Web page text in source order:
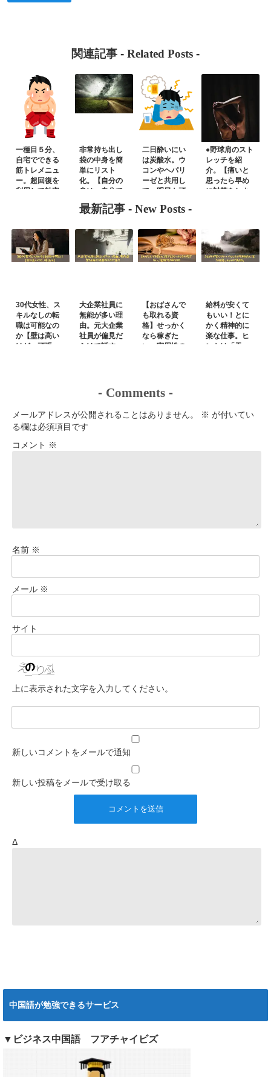
関連記事 - Related Posts -
一種目５分、
自宅でできる
筋トレメニュ
ー。超回復を
利用して効率
非常持ち出し
袋の中身を簡
単にリスト
化。【自分の
身は、自分で
守る】
二日酔いにい
は炭酸水。ウ
コンやヘパリ
ーゼと共用し
て、明日も頑
●野球肩のスト
レッチを紹
介。【痛いと
思ったら早め
に対策をしよ
最新記事 - New Posts -
30代女性、ス
キルなしの転
職は可能なの
か【壁は高い
けど、頑張
大企業社員に
無能が多い理
由。元大企業
社員が偏見だ
らけで話す
【おばさんで
も取れる資
格】せっかく
なら稼ぎた
い。実用性の
給料が安くて
もいい！とに
かく精神的に
楽な仕事。ヒ
ントは「天
- Comments -
メールアドレスが公開されることはありません。 ※ が付いてい
る欄は必須項目です
コメント ※
名前 ※
メール ※
サイト
上に表示された文字を入力してください。
新しいコメントをメールで通知
新しい投稿をメールで受け取る
Δ
中国語が勉強できるサービス
▼ビジネス中国語 フアチャイビズ